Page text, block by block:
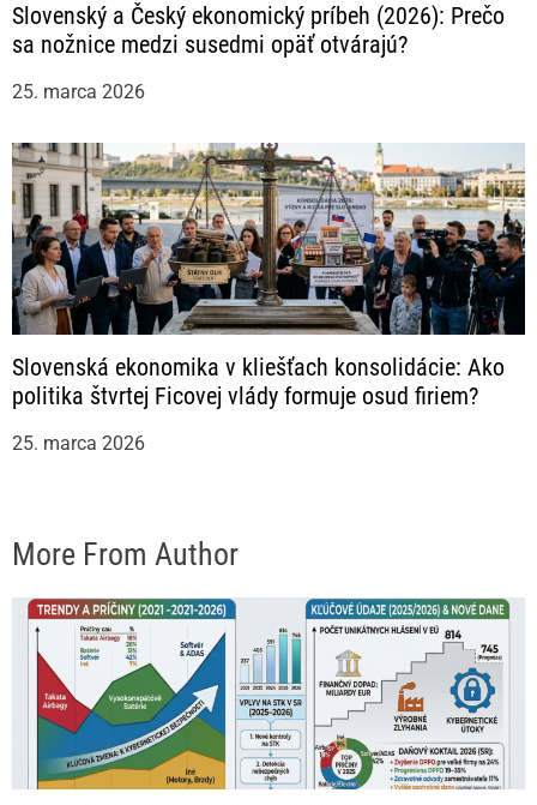
Slovenský a Český ekonomický príbeh (2026): Prečo
sa nožnice medzi susedmi opäť otvárajú?
25. marca 2026
Slovenská ekonomika v kliešťach konsolidácie: Ako
politika štvrtej Ficovej vlády formuje osud firiem?
25. marca 2026
More From Author